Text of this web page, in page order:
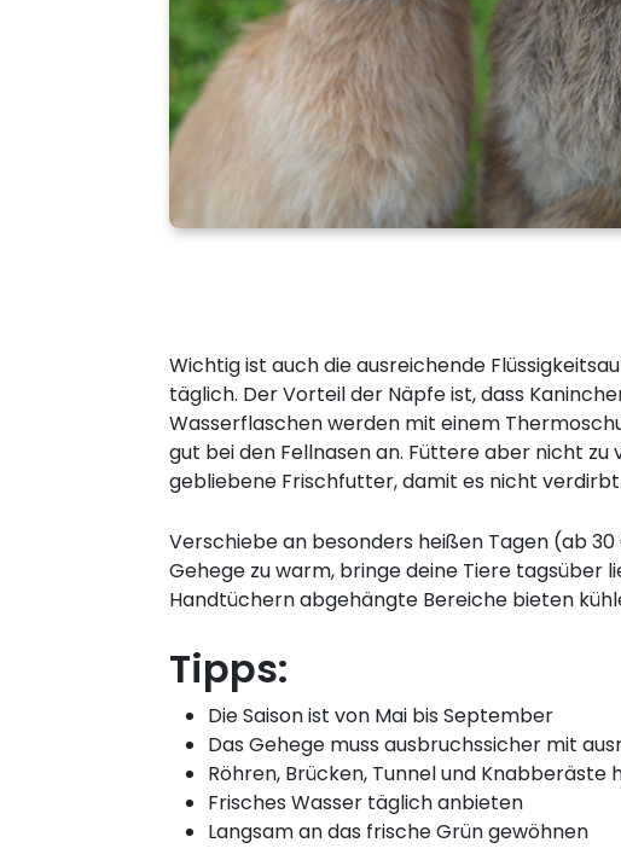
Wichtig ist auch die ausreichende
täglich. Der Vorteil der Näpfe ist, dass
Wasserflaschen werden mit einem
gut bei den Fellnasen an. Füttere aber nicht
gebliebene Frischfutter, damit es nicht verdirbt.
Verschiebe an besonders heißen Tagen (ab
Gehege zu warm, bringe deine Tiere tagsüber
Handtüchern abgehängte Bereiche bieten
Tipps:
Die Saison ist von Mai bis September
Das Gehege muss ausbruchssicher mit
Röhren, Brücken, Tunnel und
Frisches Wasser täglich anbieten
Langsam an das frische Grün gewöhnen